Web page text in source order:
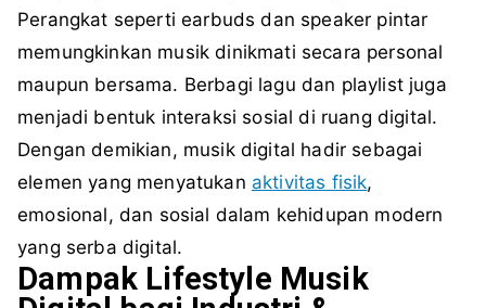
Perangkat seperti earbuds dan speaker pintar
memungkinkan musik dinikmati secara personal
maupun bersama. Berbagi lagu dan playlist juga
menjadi bentuk interaksi sosial di ruang digital.
Dengan demikian, musik digital hadir sebagai
elemen yang menyatukan aktivitas fisik,
emosional, dan sosial dalam kehidupan modern
yang serba digital.
Dampak Lifestyle Musik